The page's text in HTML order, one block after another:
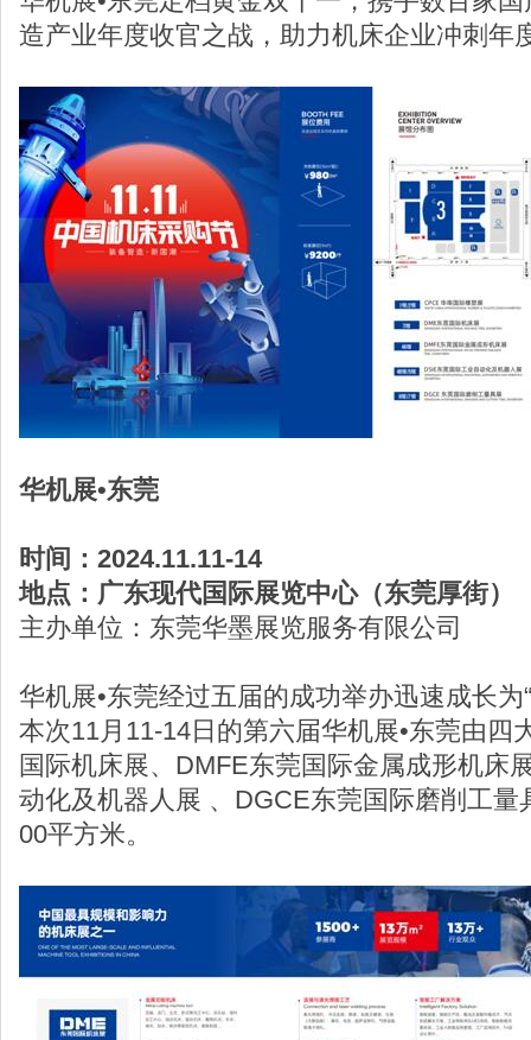
造产业年度收官之战，助力机床企业冲刺年
华机展•东莞
时间：2024.11.11-14
地点：广东现代国际展览中心（东莞厚街）
主办单位：东莞华墨展览服务有限公司
华机展•东莞经过五届的成功举办迅速成长为
本次11月11-14日的第六届华机展•东莞由四
国际机床展、DMFE东莞国际金属成形机床
动化及机器人展 、DGCE东莞国际磨削工量
00平方米。